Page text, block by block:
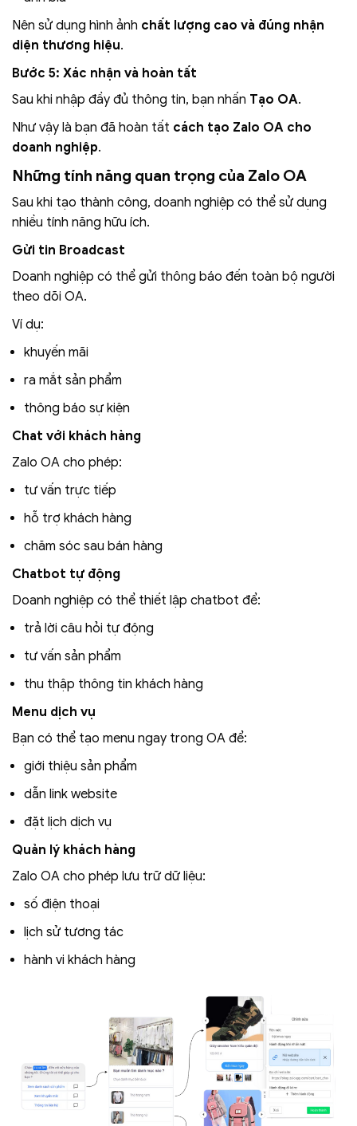
Nên sử dụng hình ảnh chất lượng cao và đúng nhận
diện thương hiệu.
Bước 5: Xác nhận và hoàn tất
Sau khi nhập đầy đủ thông tin, bạn nhấn Tạo OA.
Như vậy là bạn đã hoàn tất cách tạo Zalo OA cho
doanh nghiệp.
Những tính năng quan trọng của Zalo OA
Sau khi tạo thành công, doanh nghiệp có thể sử dụng
nhiều tính năng hữu ích.
Gửi tin Broadcast
Doanh nghiệp có thể gửi thông báo đến toàn bộ người
theo dõi OA.
Ví dụ:
khuyến mãi
ra mắt sản phẩm
thông báo sự kiện
Chat với khách hàng
Zalo OA cho phép:
tư vấn trực tiếp
hỗ trợ khách hàng
chăm sóc sau bán hàng
Chatbot tự động
Doanh nghiệp có thể thiết lập chatbot để:
trả lời câu hỏi tự động
tư vấn sản phẩm
thu thập thông tin khách hàng
Menu dịch vụ
Bạn có thể tạo menu ngay trong OA để:
giới thiệu sản phẩm
dẫn link website
đặt lịch dịch vụ
Quản lý khách hàng
Zalo OA cho phép lưu trữ dữ liệu:
số điện thoại
lịch sử tương tác
hành vi khách hàng